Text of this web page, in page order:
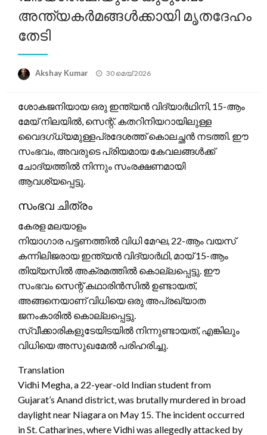
അന്ത്യകർമങ്ങൾക്കായി മൃതദേഹം
തേടി
Akshay Kumar
Posted
30 മെയ്‌ 2026
ശോകജനിയായ ഒരു ഇന്ത്യൻ വിദ്യാർഥിനി, 15-ആം
മേയ് നിലയിൽ, സെന്റ്. കതറിനിയറായിലുള്ള
വൈദഗ്ധ്യമുള്ളപ്രദേശത്ത് കൊലച്ഛൻ നടത്തി. ഈ
സംഭവം, അവരുടെ പ്രിയമായ കേവലങ്ങൾക്ക്
ചോദ്യത്തിൽ നിന്നും സംരക്ഷണമായി
ആവശ്യപ്പെട്ടു.
സംഭവ ചിത്രം
കേരള മലയാളം
നിയാഗാര പട്ടണത്തിൽ വിധി മേഘ, 22-ആം വയസ്
കന്നിലിജരായ ഇന്ത്യൻ വിദ്യാർഥി, മായ് 15-ആം
തിയ്യസിൽ അക്രമത്തിൽ കൊല്ലപ്പെട്ടു. ഈ
സംഭവം സെന്റ് കഥാരിൻസിൽ ഉണ്ടായത്,
അങ്ങനെയാണ് വിധിയെ ഒരു അപ്രഖ്യാത
ജനംകാരിൽ കൊല്ലപ്പെട്ടു.
സ്വീക്കാരികളുടേയിടയിൽ നിന്നുണ്ടായത്, എങ്കിലും
വിധിയെ അസുഖമേൽ പരിഹരിച്ചു.
Translation
Vidhi Megha, a 22-year-old Indian student from
Gujarat’s Anand district, was brutally murdered in broad
daylight near Niagara on May 15. The incident occurred
in St. Catharines, where Vidhi was allegedly attacked by